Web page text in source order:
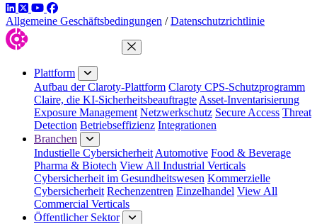
LinkedIn
TwitterYouTube
Facebook
Allgemeine Geschäftsbedingungen / Datenschutzrichtlinie
Menü schließen
Plattform
Aufbau der Claroty-Plattform Claroty CPS-Schutzprogramm
Claire, die KI-Sicherheitsbeauftragte Asset-Inventarisierung
Exposure Management Netzwerkschutz Secure Access Threat
Detection Betriebseffizienz Integrationen
Branchen
Industielle Cybersicherheit Automotive Food & Beverage
Pharma & Biotech View All Industrial Verticals
Cybersicherheit im Gesundheitswesen Kommerzielle
Cybersicherheit Rechenzentren Einzelhandel View All
Commercial Verticals
Öffentlicher Sektor